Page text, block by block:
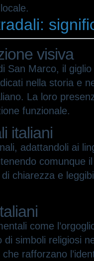
visiva
San Marco, il
nella storia e
La loro
funzionale.
italiani
adattandoli ai
comunque
chiarezza e
come
simboli religiosi
rafforzano